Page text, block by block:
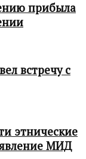
прибыла
встречу с
этнические
МИД